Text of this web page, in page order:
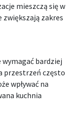
mieszczą się w
zwiększają zakres
wymagać bardziej
przestrzeń często
wpływać na
kuchnia